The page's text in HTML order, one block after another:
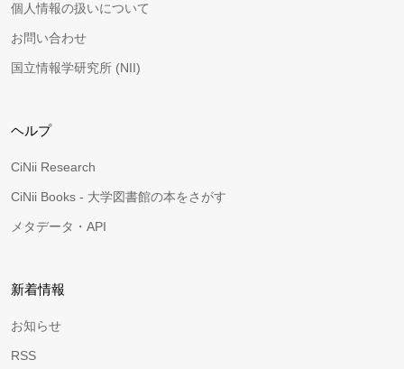
個人情報の扱いについて
お問い合わせ
国立情報学研究所 (NII)
ヘルプ
CiNii Research
CiNii Books - 大学図書館の本をさがす
メタデータ・API
新着情報
お知らせ
RSS